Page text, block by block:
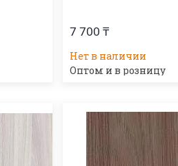
7 700 ₸
Нет в наличии
Оптом и в розницу